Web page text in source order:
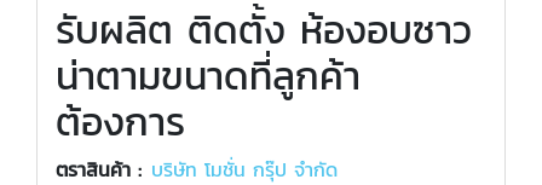
รับผลิต ติดตั้ง ห้องอบซาว
น่าตามขนาดที่ลูกค้า
ต้องการ
ตราสินค้า : บริษัท โมชั่น กรุ๊ป จำกัด